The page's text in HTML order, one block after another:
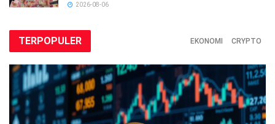
2026-08-06
TERPOPULER EKONOMI CRYPTO